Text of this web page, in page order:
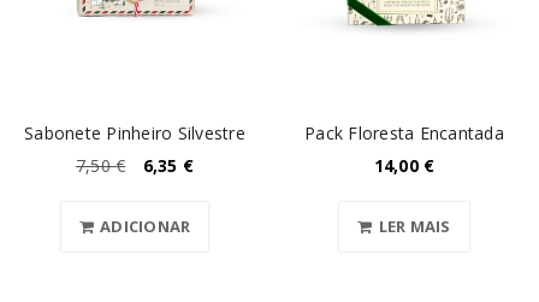
Sabonete Pinheiro Silvestre
7,50€ 6,35 €
ADICIONAR
Pack Floresta Encantada
14,00 €
LER MAIS